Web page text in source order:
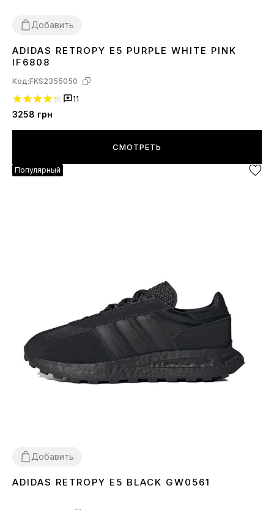
Добавить
36 3738 3940 41
ADIDAS RETROPY E5 PURPLE WHITE PINK
IF6808
Код:FKS2355050
11
3258 грн
СМОТРЕТЬ
Популярный
Добавить
41 42434445
ADIDAS RETROPY E5 BLACK GW0561